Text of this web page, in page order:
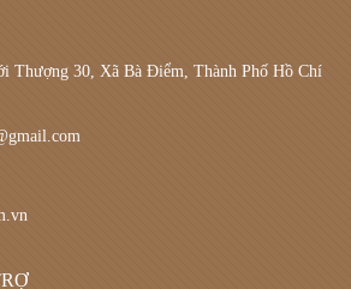
Thượng 30, Xã Bà Điểm, Thành Phố Hồ Chí